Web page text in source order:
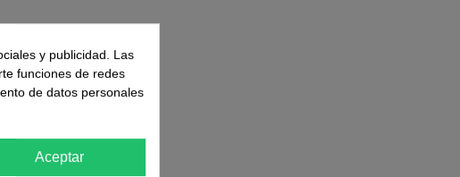
y publicidad. Las
funciones de redes
de datos personales
Aceptar